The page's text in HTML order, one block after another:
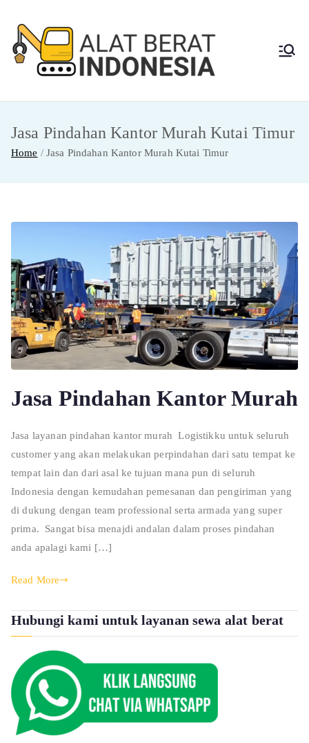
content
Berat
Indon
Jasa Sewa Alat
Jasa Pindahan Kantor Murah Kutai Timur
Home Jasa Pindahan Kantor Murah Kutai Timur
Jasa Pindahan Kantor Murah
Jasa layanan pindahan kantor murah Logistikku untuk seluruh
customer yang akan melakukan perpindahan dari satu tempat ke
tempat lain dan dari asal ke tujuan mana pun di seluruh
Indonesia dengan kemudahan pemesanan dan pengiriman yang
di dukung dengan team professional serta armada yang super
prima. Sangat bisa menajdi andalan dalam proses pindahan
anda apalagi kami […]
Read More
Hubungi kami untuk layanan sewa alat berat